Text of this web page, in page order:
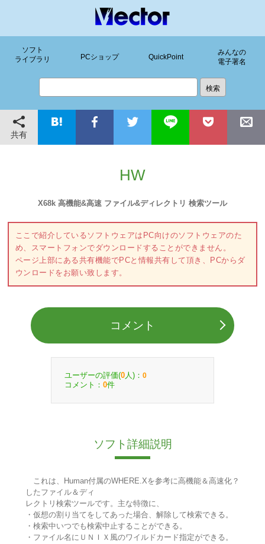
ソフト
ライブラリ
PCショップ QuickPoint
みんなの
電子署名
共有
HW
X68k 高機能&高速 ファイル&ディレクトリ 検索ツール
ここで紹介しているソフトウェアはPC向けのソフトウェアのた
め、スマートフォンでダウンロードすることができません。
ページ上部にある共有機能でPCと情報共有して頂き、PCからダ
ウンロードをお願い致します。
コメント
ユーザーの評価(0 人)： 0
コメント： 0件
ソフト詳細説明
これは、Human付属のWHERE.Xを参考に高機能＆高速化？
したファイル＆ディ
レクトリ検索ツールです。主な特徴に、
・仮想の割り当てをしてあった場合、解除して検索できる。
・検索中いつでも検索中止することができる。
・ファイル名にＵＮＩＸ風のワイルドカード指定ができる。